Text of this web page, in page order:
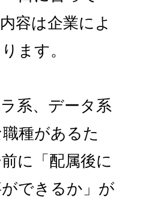
容は企業によ
ます。
系、データ系
種があるた
に「配属後に
できるか」が